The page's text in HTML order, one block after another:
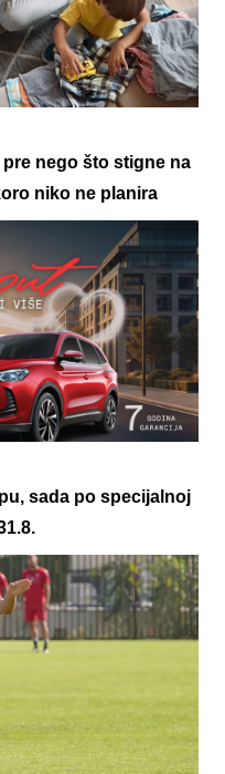
nego što stigne na
niko ne planira
sada po specijalnoj